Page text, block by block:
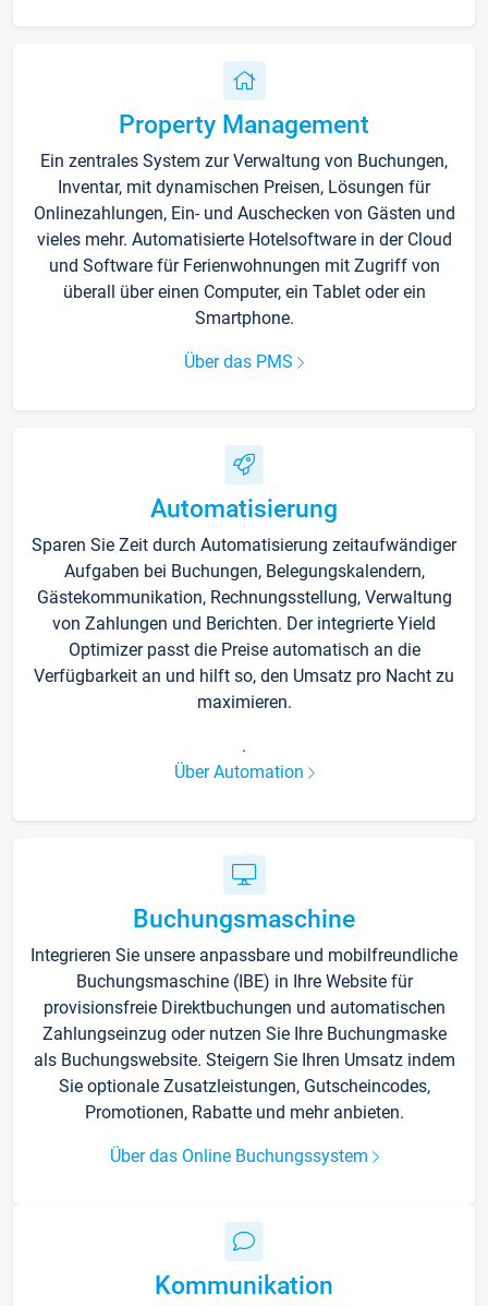
Property Management
Ein zentrales System zur Verwaltung von Buchungen,
Inventar, mit dynamischen Preisen, Lösungen für
Onlinezahlungen, Ein- und Auschecken von Gästen und
vieles mehr. Automatisierte Hotelsoftware in der Cloud
und Software für Ferienwohnungen mit Zugriff von
überall über einen Computer, ein Tablet oder ein
Smartphone.
Über das PMS
Automatisierung
Sparen Sie Zeit durch Automatisierung zeitaufwändiger
Aufgaben bei Buchungen, Belegungskalendern,
Gästekommunikation, Rechnungsstellung, Verwaltung
von Zahlungen und Berichten. Der integrierte Yield
Optimizer passt die Preise automatisch an die
Verfügbarkeit an und hilft so, den Umsatz pro Nacht zu
maximieren.
.
Über Automation
Buchungsmaschine
Integrieren Sie unsere anpassbare und mobilfreundliche
Buchungsmaschine (IBE) in Ihre Website für
provisionsfreie Direktbuchungen und automatischen
Zahlungseinzug oder nutzen Sie Ihre Buchungmaske
als Buchungswebsite. Steigern Sie Ihren Umsatz indem
Sie optionale Zusatzleistungen, Gutscheincodes,
Promotionen, Rabatte und mehr anbieten.
Über das Online Buchungssystem
Kommunikation